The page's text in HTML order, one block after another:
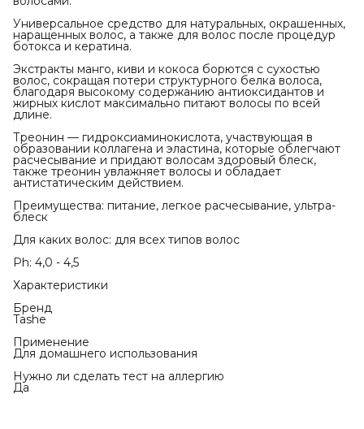
Универсальное средство для натуральных, окрашенных,
наращенных волос, а также для волос после процедур
ботокса и кератина.
Экстракты манго, киви и кокоса борются с сухостью
волос, сокращая потери структурного белка волоса,
благодаря высокому содержанию антиоксидантов и
жирных кислот максимально питают волосы по всей
длине.
Треонин — гидроксиаминокислота, участвующая в
образовании коллагена и эластина, которые облегчают
расчесывание и придают волосам здоровый блеск,
также треонин увлажняет волосы и обладает
антистатическим действием.
Преимущества: питание, легкое расчесывание, ультра-
блеск
Для каких волос: для всех типов волос
Ph: 4,0 - 4,5
Характеристики
Бренд
Tashe
Применение
Для домашнего использования
Нужно ли сделать тест на аллергию
Да